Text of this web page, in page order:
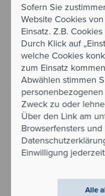
Sofern Sie
Website Cookies
Einsatz. Z.B.
Durch Klick auf
welche Cookies
zum Einsatz
Abwählen stimmen
Zweck zu oder
Über den Link am
Browserfensters
Einwilligung
Alle